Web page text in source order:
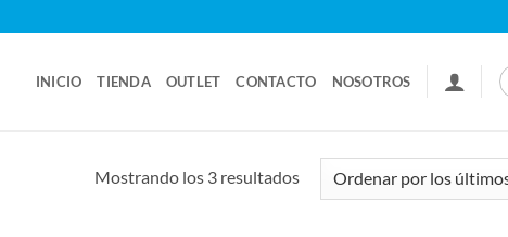
INICIO TIENDA OUTLET CONTACTO NOSOTROS
Mostrando los 3 resultadosOrdenado
por